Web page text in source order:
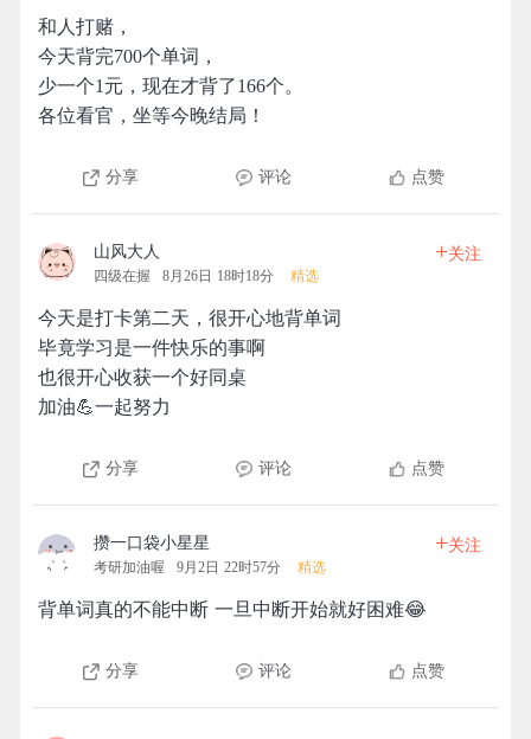
和人打赌，
今天背完700个单词，
少一个1元，现在才背了166个。
各位看官，坐等今晚结局！
分享 评论 点赞
山风大人
四级在握 8月26日 18时18分 精选
+关注
今天是打卡第二天，很开心地背单词
毕竟学习是一件快乐的事啊
也很开心收获一个好同桌
加油💪一起努力
分享 评论 点赞
攒一口袋小星星
考研加油喔 9月2日 22时57分 精选
+关注
背单词真的不能中断 一旦中断开始就好困难😂
分享 评论 点赞